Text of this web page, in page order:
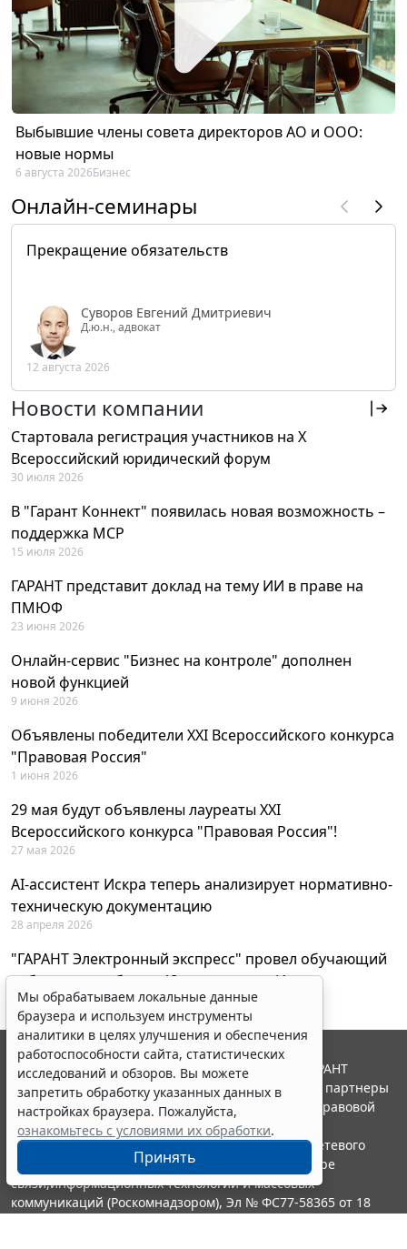
Выбывшие члены совета директоров АО и ООО:
новые нормы
6 августа 2026Бизнес
Онлайн-семинары
Прекращение обязательств
Суворов Евгений Дмитриевич
Д.ю.н., адвокат
12 августа 2026
Новости компании
Стартовала регистрация участников на X
Всероссийский юридический форум
30 июля 2026
В "Гарант Коннект" появилась новая возможность –
поддержка MCP
15 июля 2026
ГАРАНТ представит доклад на тему ИИ в праве на
ПМЮФ
23 июня 2026
Онлайн-сервис "Бизнес на контроле" дополнен
новой функцией
9 июня 2026
Объявлены победители XXI Всероссийского конкурса
"Правовая Россия"
1 июня 2026
29 мая будут объявлены лауреаты XXI
Всероссийского конкурса "Правовая Россия"!
27 мая 2026
AI-ассистент Искра теперь анализирует нормативно-
техническую документацию
28 апреля 2026
"ГАРАНТ Электронный экспресс" провел обучающий
вебинар по работе с AI-ассистентом Искра
23 апреля 2026
Мы обрабатываем локальные данные
браузера и используем инструменты
аналитики в целях улучшения и обеспечения
работоспособности сайта, статистических
исследований и обзоров. Вы можете
запретить обработку указанных данных в
настройках браузера. Пожалуйста,
ознакомьтесь с условиями их обработки.
Принять
© ООО "НПП "ГАРАНТ-СЕРВИС", 2026. Система ГАРАНТ
выпускается с 1990 года. Компания "Гарант" и ее партнеры
являются участниками Российской ассоциации правовой
информации ГАРАНТ.
Портал ГАРАНТ.РУ зарегистрирован в качестве сетевого
издания Федеральной службой по надзору в сфере
связи,информационных технологий и массовых
коммуникаций (Роскомнадзором), Эл № ФС77-58365 от 18